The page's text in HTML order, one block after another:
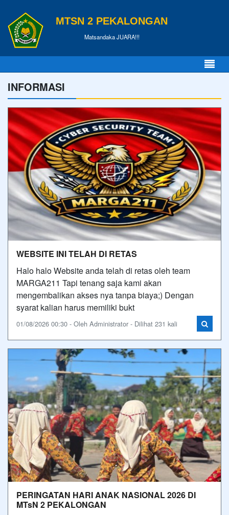
MTSN 2 PEKALONGAN
Matsandaka JUARA!!!
INFORMASI
WEBSITE INI TELAH DI RETAS
Halo halo Website anda telah di retas oleh team
MARGA211 Tapi tenang saja kami akan
mengembalikan akses nya tanpa biaya;) Dengan
syarat kalian harus memiliki bukt
01/08/2026 00:30 - Oleh Administrator - Dilihat 231 kali
PERINGATAN HARI ANAK NASIONAL 2026 DI
MTsN 2 PEKALONGAN